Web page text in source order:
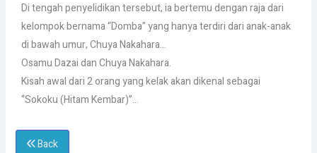
Di tengah penyelidikan tersebut, ia bertemu dengan raja dari
kelompok bernama “Domba” yang hanya terdiri dari anak-anak
di bawah umur, Chuya Nakahara…
Osamu Dazai dan Chuya Nakahara.
Kisah awal dari 2 orang yang kelak akan dikenal sebagai
“Sokoku (Hitam Kembar)”…
Back